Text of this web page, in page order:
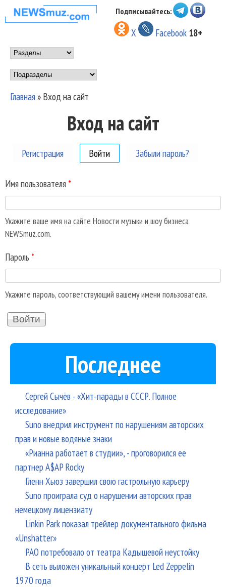
Перейти к основному
содержанию
НОВОСТИ
МУЗЫКИ И
ШОУ БИЗНЕСА
NEWSMUZ.COM
Подписывайтесь:
X Facebook 18+
Main menu
Подразделы
Вы здесь
Главная» Вход на сайт
Вход на сайт
Регистрация Войти (активная вкладка)
Забыли пароль?
Имя пользователя *
Укажите ваше имя на сайте Новости музыки и шоу бизнеса
NEWSmuz.com.
Пароль *
Укажите пароль, соответствующий вашему имени пользователя.
Последнее
Сергей Сычёв - «Хит-парады в СССР. Полное
исследование»
Suno внедрил инструмент по нарушениям авторских
прав и новые водяные знаки
«Рианна работает в студии», - проговорился ее
партнер A$AP Rocky
Гленн Хьюз завершил свою гастрольную карьеру
Suno проиграла суд о нарушении авторских прав
немецкому лицензиату
Linkin Park показал трейлер документального фильма
«Unshatter»
РАО потребовало от театра Кадышевой неустойку
В сеть выложен уникальный концерт Led Zeppelin
1970 года